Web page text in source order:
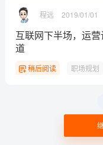
程远 2019/01/01
互联网下半场，运
道
稍后阅读 职场规划